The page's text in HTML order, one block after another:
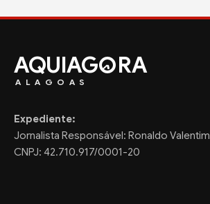
AQUIAG RA
ALAGOAS
Expediente:
Jornalista Responsável: Ronaldo Valentim
CNPJ: 42.710.917/0001-20